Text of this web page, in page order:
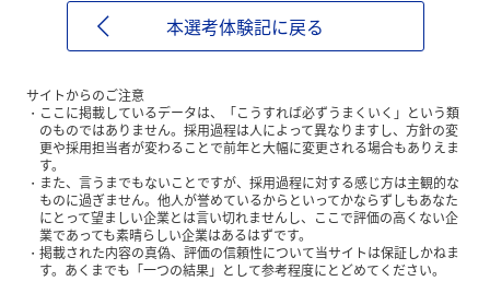
本選考体験記に戻る
サイトからのご注意
ここに掲載しているデータは、「こうすれば必ずうまくいく」という類
のものではありません。採用過程は人によって異なりますし、方針の変
更や採用担当者が変わることで前年と大幅に変更される場合もありえま
す。
また、言うまでもないことですが、採用過程に対する感じ方は主観的な
ものに過ぎません。他人が誉めているからといってかならずしもあなた
にとって望ましい企業とは言い切れませんし、ここで評価の高くない企
業であっても素晴らしい企業はあるはずです。
掲載された内容の真偽、評価の信頼性について当サイトは保証しかねま
す。あくまでも「一つの結果」として参考程度にとどめてください。